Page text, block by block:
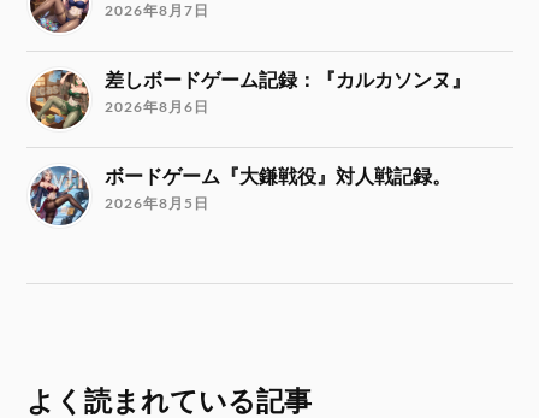
2026年8月7日
差しボードゲーム記録：『カルカソンヌ』
2026年8月6日
ボードゲーム『大鎌戦役』対人戦記録。
2026年8月5日
よく読まれている記事